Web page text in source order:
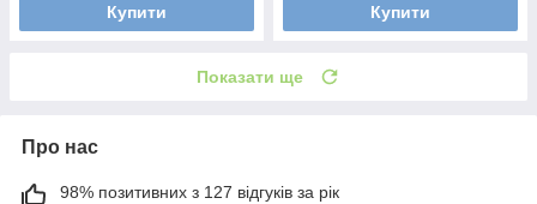
Купити Купити
Показати ще
Про нас
98% позитивних з 127 відгуків за рік